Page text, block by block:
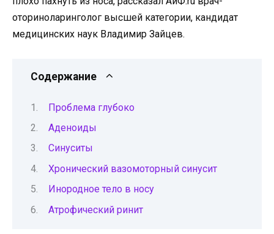
оториноларинголог высшей категории, кандидат
медицинских наук Владимир Зайцев.
Содержание
Проблема глубоко
Аденоиды
Синуситы
Хронический вазомоторный синусит
Инородное тело в носу
Атрофический ринит